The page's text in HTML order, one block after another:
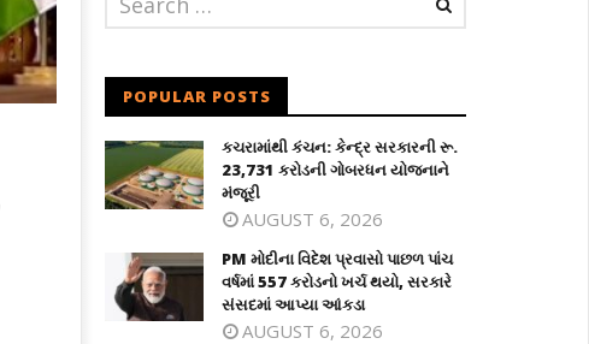
POPULAR POSTS
કચરામાંથી કંચન: કેન્દ્ર સરકારની રૂ.
23,731 કરોડની ગોબરધન યોજનાને
મંજૂરી
AUGUST 6, 2026
PM મોદીના વિદેશ પ્રવાસો પાછળ પાંચ
વર્ષમાં 557 કરોડનો ખર્ચ થયો, સરકારે
સંસદમાં આપ્યા આંકડા
AUGUST 6, 2026